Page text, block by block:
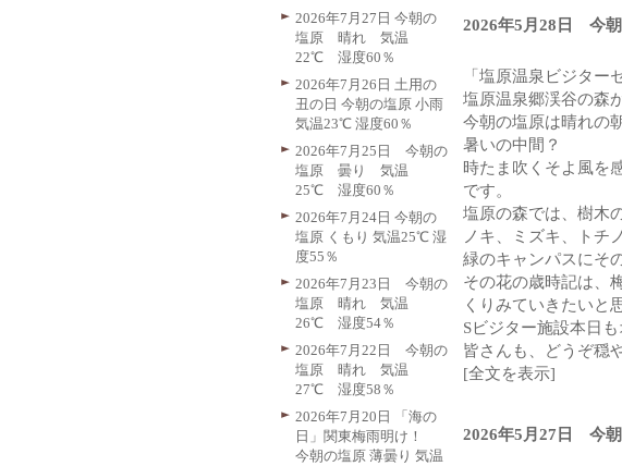
2026年5月28日 今
「塩原温泉ビジター
塩原温泉郷渓谷の森
今朝の塩原は晴れの
暑いの中間？
時たま吹くそよ風を
です。
塩原の森では、樹木
ノキ、ミズキ、トチ
緑のキャンパスにそ
その花の歳時記は、
くりみていきたいと
Sビジター施設本日
皆さんも、どうぞ穏
[全文を表示]
2026年5月27日 今
2026年7月27日 今朝の
塩原 晴れ 気温
22℃ 湿度60％
2026年7月26日 土用の
丑の日 今朝の塩原 小雨
気温23℃ 湿度60％
2026年7月25日 今朝の
塩原 曇り 気温
25℃ 湿度60％
2026年7月24日 今朝の
塩原 くもり 気温25℃ 湿
度55％
2026年7月23日 今朝の
塩原 晴れ 気温
26℃ 湿度54％
2026年7月22日 今朝の
塩原 晴れ 気温
27℃ 湿度58％
2026年7月20日 「海の
日」関東梅雨明け！
今朝の塩原 薄曇り 気温